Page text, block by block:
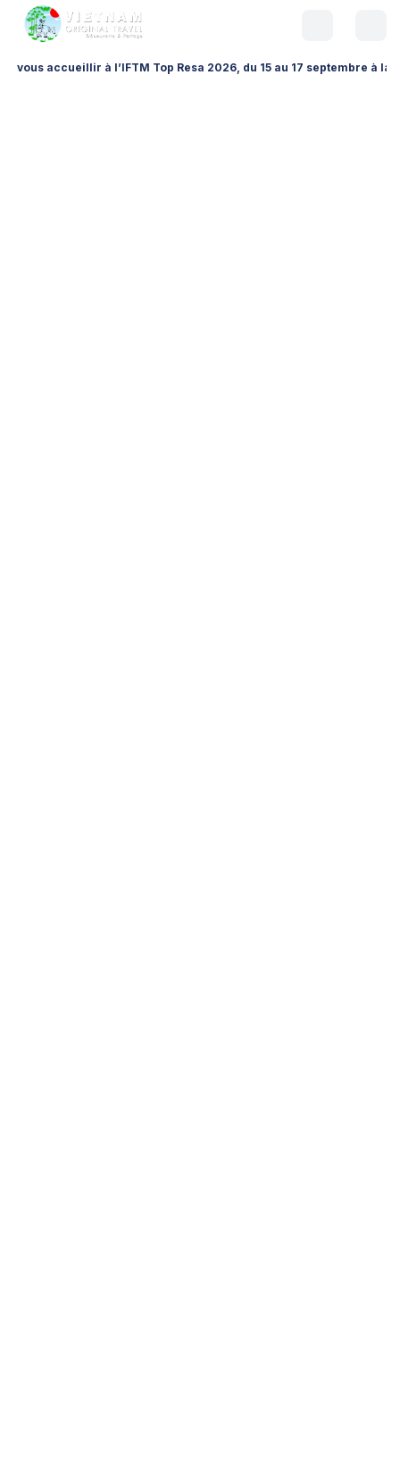
à l’IFTM Top Resa 2026, du 15 au 17 septembre à la